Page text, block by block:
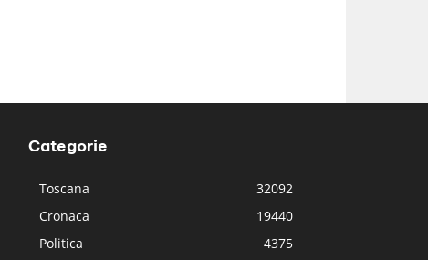
Categorie
Toscana
32092
Cronaca
19440
Politica
4375